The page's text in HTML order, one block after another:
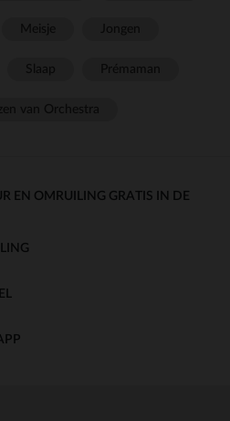
EN OMRUILING GRATIS IN DE